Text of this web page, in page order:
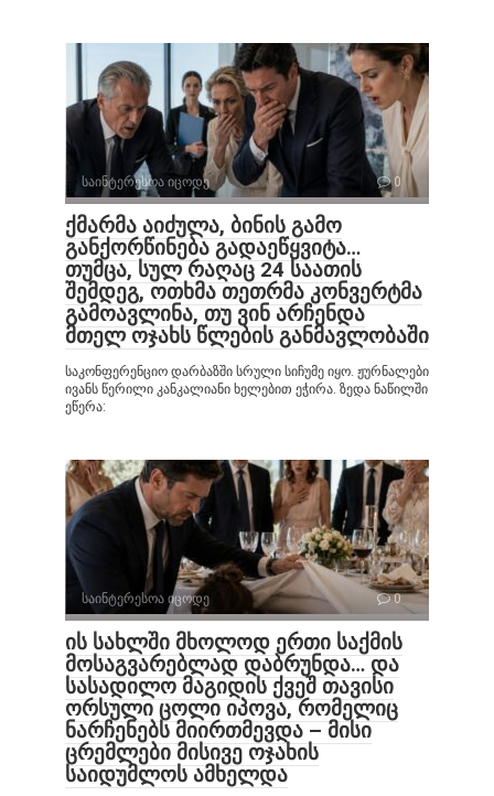
საინტერესოა იცოდე 0
ქმარმა აიძულა, ბინის გამო
განქორწინება გადაეწყვიტა…
თუმცა, სულ რაღაც 24 საათის
შემდეგ, ოთხმა თეთრმა კონვერტმა
გამოავლინა, თუ ვინ არჩენდა
მთელ ოჯახს წლების განმავლობაში
საკონფერენციო დარბაზში სრული სიჩუმე იყო. ჟურნალები
ივანს წერილი კანკალიანი ხელებით ეჭირა. ზედა ნაწილში
ეწერა:
საინტერესოა იცოდე 0
ის სახლში მხოლოდ ერთი საქმის
მოსაგვარებლად დაბრუნდა… და
სასადილო მაგიდის ქვეშ თავისი
ორსული ცოლი იპოვა, რომელიც
ნარჩენებს მიირთმევდა – მისი
ცრემლები მისივე ოჯახის
საიდუმლოს ამხელდა